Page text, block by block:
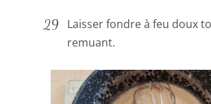
Laisser fondre à feu doux
remuant.